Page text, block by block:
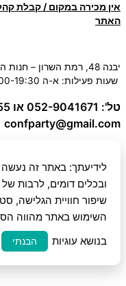
אין מכירה במקום / קבלת
האתר
יבנה 48, רמת השרון – חנות היבואן
שעות פעילות: א-ה 09:00-19:30, שישי 08:00-14:30
טל': 052-9041671 או 077-6735055
confparty@gmail.com
ובכלים דומים, לרבות
שיפור חוויית הגלישה,
השימוש באתר מהווה
בנושא עוגיות
הבנתי